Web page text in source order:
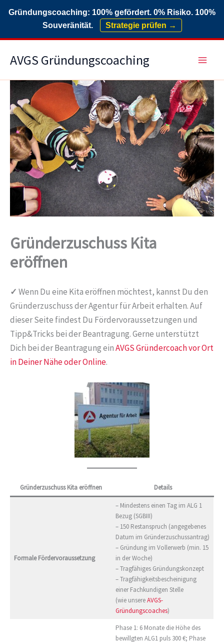
Gründungscoaching: 100% gefördert. 0% Risiko. 100%
Souveränität.
Strategie prüfen →
InhaltAVGS Gründungscoaching
Gründerzuschuss Kita
eröffnen
✓ Wenn Du eine Kita eröffnen möchtest, kannst Du den
Gründerzuschuss der Agentur für Arbeit erhalten. Auf
dieser Seite findest Du Fördervoraussetzungen und
Tipp&Tricks bei der Beantragung. Gerne unterstützt
Dich bei der Beantragung einAVGS Gründercoach vor Ort
in Deiner Nähe oder Online.
Gründerzuschuss Kita eröffnen Details
Formale Fördervoraussetzung
– Mindestens einen Tag im ALG 1
Bezug (SGBIII)
– 150 Restanspruch (angegebenes
Datum im Gründerzuschussantrag)
– Gründung im Vollerwerb (min. 15
in der Woche)
– Tragfähiges Gründungskonzept
– Tragfähigkeitsbescheinigung
einer Fachkundigen Stelle
(wie unsereAVGS-
Gründungscoaches)
Phase 1: 6 Monate die Höhe des
bewillgten ALG1 puls 300 €; Phase